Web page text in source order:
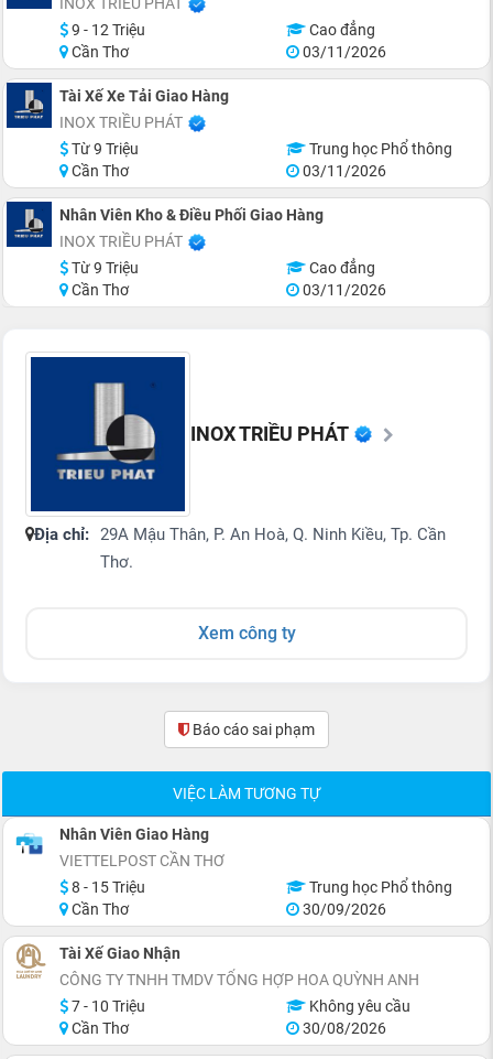
9 - 12 Triệu
Cao đẳng
Cần Thơ
03/11/2026
Tài Xế Xe Tải Giao Hàng
INOX TRIỀU PHÁT
Từ 9 Triệu
Trung học Phổ thông
Cần Thơ
03/11/2026
Nhân Viên Kho & Điều Phối Giao Hàng
INOX TRIỀU PHÁT
Từ 9 Triệu
Cao đẳng
Cần Thơ
03/11/2026
INOX TRIỀU PHÁT
Địa chỉ: 29A Mậu Thân, P. An Hoà, Q. Ninh Kiều, Tp. Cần
Thơ.
Xem công ty
Báo cáo sai phạm(1)
VIỆC LÀM TƯƠNG TỰ
Nhân Viên Giao Hàng
VIETTELPOST CẦN THƠ
8 - 15 Triệu
Trung học Phổ thông
Cần Thơ
30/09/2026
Tài Xế Giao Nhận
CÔNG TY TNHH TMDV TỔNG HỢP HOA QUỲNH ANH
7 - 10 Triệu
Không yêu cầu
Cần Thơ
30/08/2026